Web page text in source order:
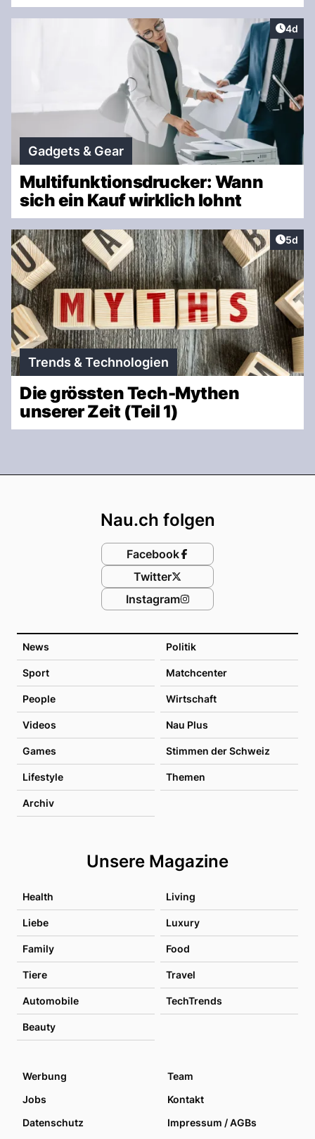
4d
Gadgets & Gear
Multifunktionsdrucker: Wann
sich ein Kauf wirklich lohnt
5d
Trends & Technologien
Die grössten Tech-Mythen
unserer Zeit (Teil 1)
News Politik
Sport Matchcenter
People Wirtschaft
Videos Nau Plus
Games Stimmen der Schweiz
Lifestyle Themen
Archiv
Unsere Magazine
Health Living
Liebe Luxury
Family Food
Tiere Travel
Automobile TechTrends
Beauty
Nau.ch folgen
Facebook
Twitter
Instagram
Werbung
Team
Jobs
Kontakt
Datenschutz
Impressum / AGBs